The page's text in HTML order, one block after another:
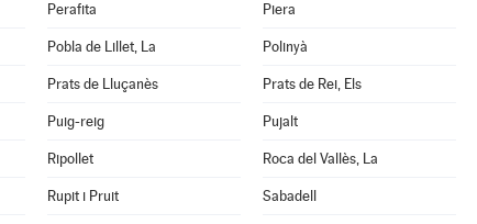
Perafita Piera
Pobla de Lillet, La Polinyà
Prats de Lluçanès Prats de Rei, Els
Puig-reig Pujalt
Ripollet Roca del Vallès, La
Rupit i Pruit Sabadell